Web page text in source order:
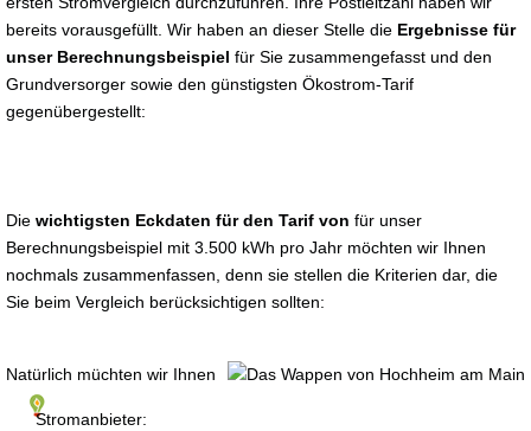
bereits vorausgefüllt. Wir haben an dieser Stelle die Ergebnisse für
unser Berechnungsbeispiel für Sie zusammengefasst und den
Grundversorger sowie den günstigsten Ökostrom-Tarif
gegenübergestellt:
Die wichtigsten Eckdaten für den Tarif von für unser
Berechnungsbeispiel mit 3.500 kWh pro Jahr möchten wir Ihnen
nochmals zusammenfassen, denn sie stellen die Kriterien dar, die
Sie beim Vergleich berücksichtigen sollten:
Stromanbieter:
Natürlich müchten wir Ihnen